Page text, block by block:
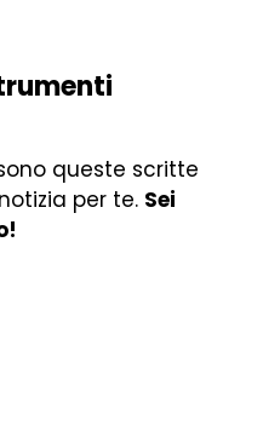
queste scritte
per te. Sei